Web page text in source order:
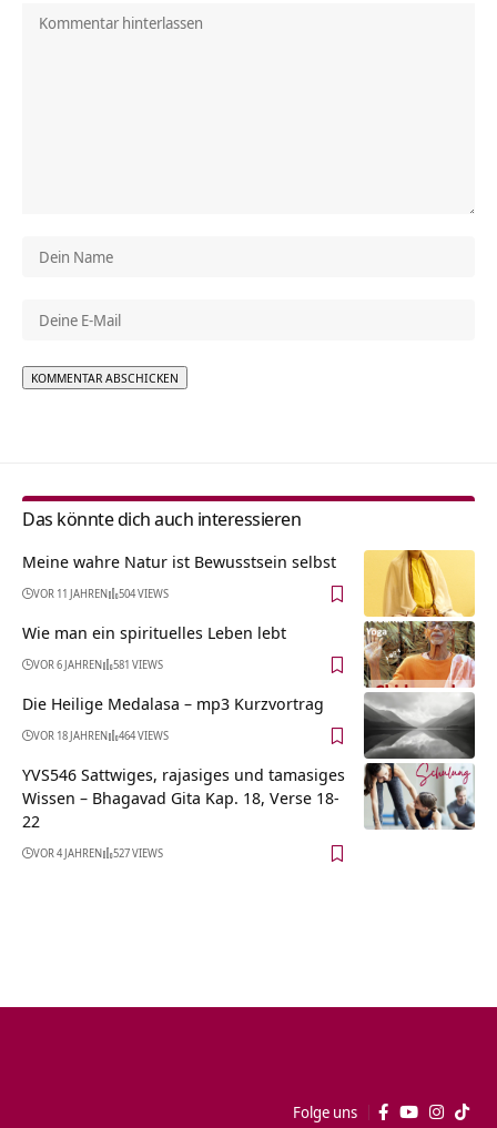
Das könnte dich auch interessieren
Meine wahre Natur ist Bewusstsein selbst
VOR 11 JAHREN 504 VIEWS
Wie man ein spirituelles Leben lebt
VOR 6 JAHREN 581 VIEWS
Die Heilige Medalasa – mp3 Kurzvortrag
VOR 18 JAHREN 464 VIEWS
YVS546 Sattwiges, rajasiges und tamasiges
Wissen – Bhagavad Gita Kap. 18, Verse 18-
22
VOR 4 JAHREN 527 VIEWS
Folge uns